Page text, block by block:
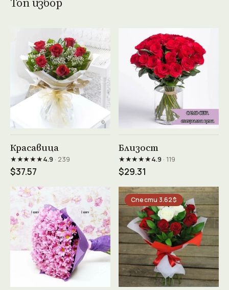
Красавица
★★★★★4.9· 239
$37.57
Близост
★★★★★4.9· 119
$29.31
Спести 3.62$